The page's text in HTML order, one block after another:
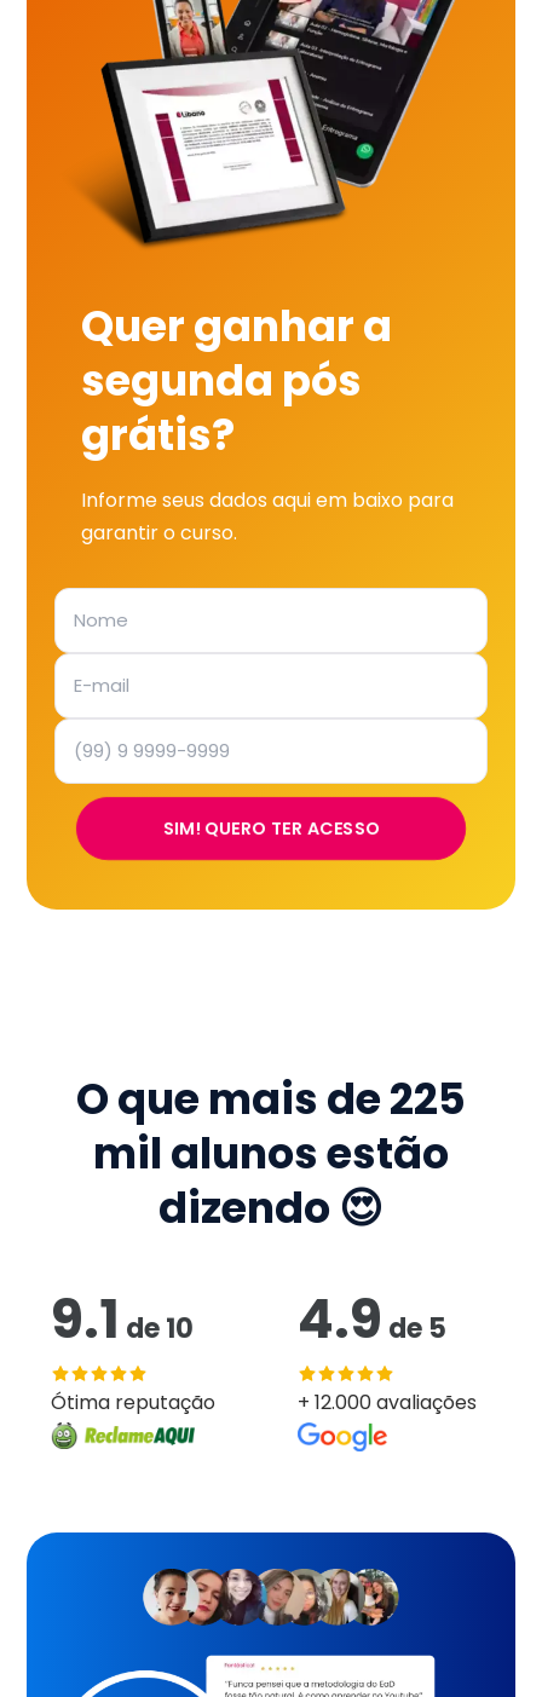
Quer ganhar a
segunda pós
grátis?
Informe seus dados aqui em baixo para
garantir o curso.
SIM! QUERO TER ACESSO
O que mais de225
mil alunos estão
dizendo 😍
9.1 de10
Ótima reputação
4.9 de 5
+ 12.000 avaliações